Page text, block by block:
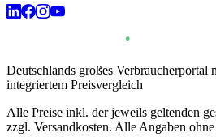
Deutschlands großes Verbraucherportal
integriertem Preisvergleich
Alle Preise inkl. der jeweils geltenden
zzgl. Versandkosten. Alle Angaben